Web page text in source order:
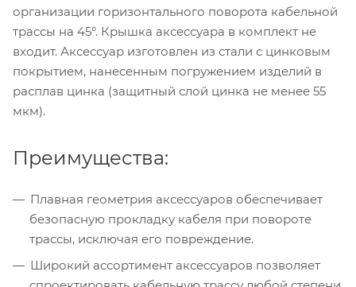
организации горизонтального поворота кабельной
трассы на 45°. Крышка аксессуара в комплект не
входит. Аксессуар изготовлен из стали с цинковым
покрытием, нанесенным погружением изделий в
расплав цинка (защитный слой цинка не менее 55
мкм).
Преимущества:
Плавная геометрия аксессуаров обеспечивает
безопасную прокладку кабеля при повороте
трассы, исключая его повреждение.
Широкий ассортимент аксессуаров позволяет